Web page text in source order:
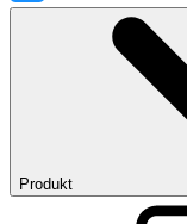
Produkt